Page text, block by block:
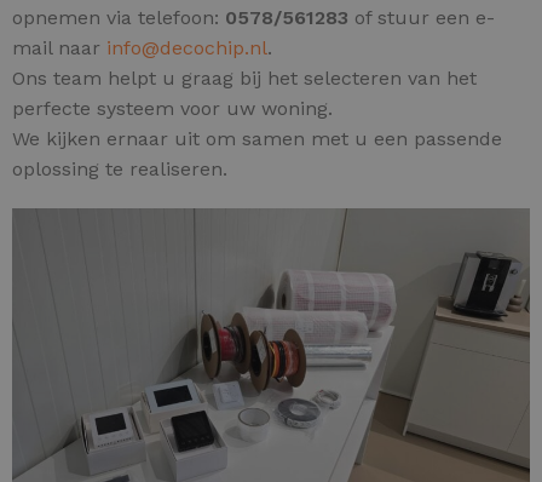
opnemen via telefoon: 0578/561283 of stuur een e-
mail naar info@decochip.nl.
Ons team helpt u graag bij het selecteren van het
perfecte systeem voor uw woning.
We kijken ernaar uit om samen met u een passende
oplossing te realiseren.